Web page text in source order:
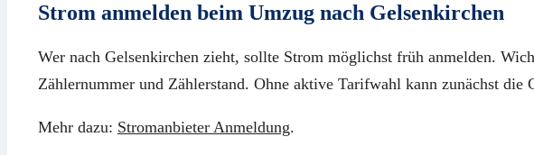
Strom anmelden beim Umzug nach Gelsenkirchen
Wer nach Gelsenkirchen zieht, sollte Strom möglichst früh anmelden.
Zählernummer und Zählerstand. Ohne aktive Tarifwahl kann zunächst die
Mehr dazu: Stromanbieter Anmeldung.